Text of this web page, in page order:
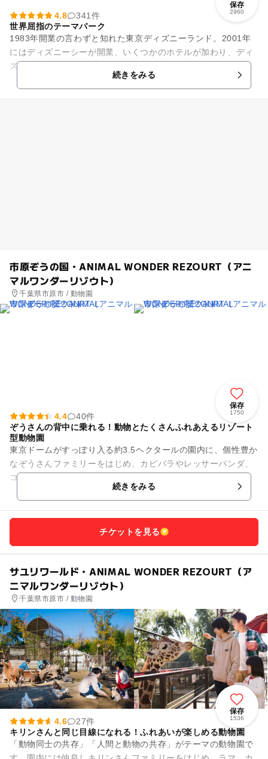
保存
2960
4.8
341件
世界屈指のテーマパーク
1983年開業の言わずと知れた東京ディズニーランド。2001年
にはディズニーシーが開業、いくつかのホテルが加わり、ディ
ズニーリゾートを形成。テーマーパークの集客数は世界屈指を
続きをみる
市原ぞうの国・ANIMAL WONDER REZOURT（アニ
マルワンダーリゾウト）
千葉県市原市 / 動物園
保存
1750
4.4
40件
ぞうさんの背中に乗れる！動物とたくさんふれあえるリゾート
型動物園
東京ドームがすっぽり入る約3.5ヘクタールの園内に、個性豊か
なぞうさんファミリーをはじめ、カピバラやレッサーパンダ、
コツメカワウソなど、約70種類400頭羽の動物たちが暮らすリ
続きをみる
チケットを見る
サユリワールド・ANIMAL WONDER REZOURT（ア
ニマルワンダーリゾウト）
千葉県市原市 / 動物園
保存
1536
4.6
27件
キリンさんと同じ目線になれる！ふれあいが楽しめる動物園
「動物同士の共存」「人間と動物の共存」がテーマの動物園で